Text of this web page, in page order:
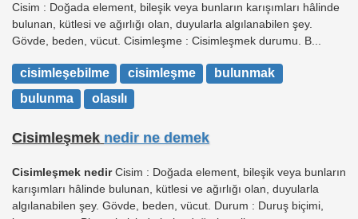
Cisim : Doğada element, bileşik veya bunların karışımları hâlinde
bulunan, kütlesi ve ağırlığı olan, duyularla algılanabilen şey.
Gövde, beden, vücut. Cisimleşme : Cisimleşmek durumu. B...
cisimleşebilme cisimleşme
bulunmak
bulunma
olasılı
Cisimleşmek nedir ne demek
Cisimleşmek nedirCisim : Doğada element, bileşik veya bunların
karışımları hâlinde bulunan, kütlesi ve ağırlığı olan, duyularla
algılanabilen şey. Gövde, beden, vücut. Durum : Duruş biçimi,